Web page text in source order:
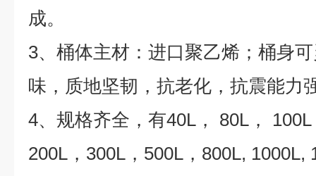
成。
3、桶体主材：进口聚乙烯；桶身
味，质地坚韧，抗老化，抗震能力
4、规格齐全，有40L， 80L，
200L，300L，500L，800L, 1000L,